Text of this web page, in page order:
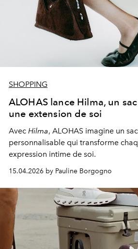
SHOPPING
ALOHAS lance Hilma, un
une extension de soi
Avec Hilma, ALOHAS imagine un
personnalisable qui transforme
expression intime de soi.
15.04.2026 by Pauline Borgogno